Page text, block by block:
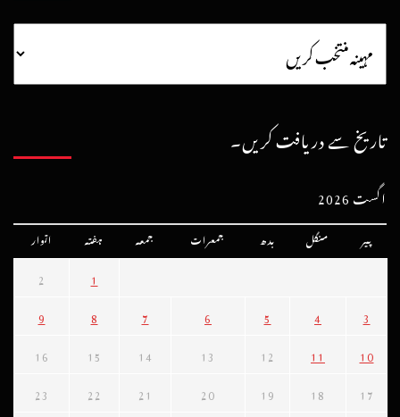
تاریخ سے دریافت کریں۔
اگست 2026
پیر منگل بدھ جمعرات جمعہ ہفتہ اتوار
1
2
3
4
5
6
7
8
9
10
11
12
13
14
15
16
17
18
19
20
21
22
23